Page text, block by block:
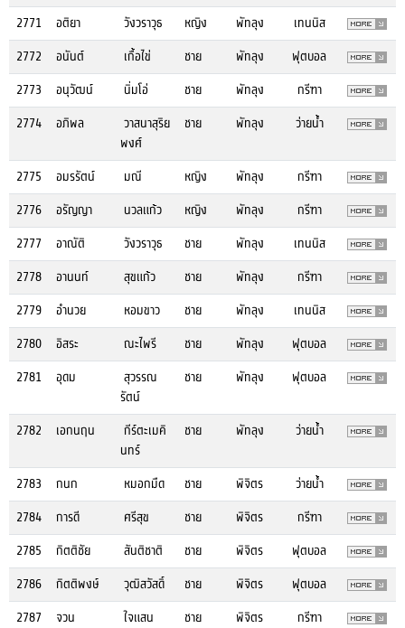
2771 อติยา วังวราวุธ หญิง พัทลุง
เทนนิส
2772
อนันต์ เกื้อไข่ ชาย พัทลุง
ฟุตบอล
2773
อนุวัฒน์ นิ่มโอ่ ชาย พัทลุง
กรีฑา
2774
อภิพล
วาสนาสุริย
พงศ์
ชาย พัทลุง ว่ายน้ำ
2775 อมรรัตน์ มณี หญิง พัทลุง
กรีฑา
2776
อรัญญา นวลแก้ว หญิง พัทลุง
กรีฑา
2777
อาณัติ วังวราวุธ ชาย พัทลุง
เทนนิส
2778
อานนท์ สุขแก้ว ชาย พัทลุง
กรีฑา
2779
อำนวย หอมขาว ชาย พัทลุง
เทนนิส
2780
อิสระ ณะไพรี ชาย พัทลุง
ฟุตบอล
2781
อุดม
สุวรรณ
รัตน์
ชาย พัทลุง ฟุตบอล
2782 เอกนฤน
กีร์ตะเมคิ
นทร์
ชาย พัทลุง ว่ายน้ำ
2783 กนก หมอกมืด ชาย พิจิตร
ว่ายน้ำ
2784
การดี ศรีสุข ชาย พิจิตร
กรีฑา
2785
กิตติชัย สันติชาติ ชาย พิจิตร
ฟุตบอล
2786
กิตติพงษ์ วุฒิสวัสดิ์ ชาย พิจิตร
ฟุตบอล
2787
จวน ใจแสน ชาย พิจิตร
กรีฑา